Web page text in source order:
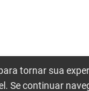
tornar sua
Se continuar